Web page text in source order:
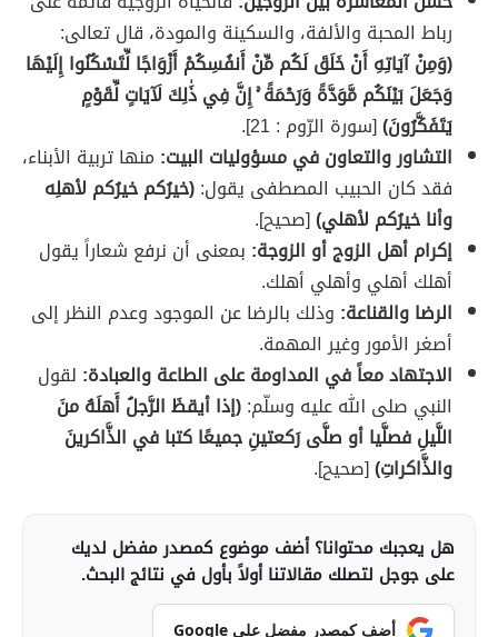
رباط المحبة والألفة، والسكينة والمودة، قال تعالى:
(وَمِنْ آيَاتِهِ أَنْ خَلَقَ لَكُم مِّنْ أَنفُسِكُمْ أَزْوَاجًا لِّتَسْكُنُوا إِلَيْهَا
وَجَعَلَ بَيْنَكُم مَّوَدَّةً وَرَحْمَةً ۚ إِنَّ فِي ذَٰلِكَ لَآيَاتٍ لِّقَوْمٍ
يَتَفَكَّرُونَ)[سورة الرّوم : 21].
التشاور والتعاون في مسؤوليات البيت: منها تربية الأبناء،
فقد كان الحبيب المصطفى يقول:(خيرُكم خيرُكم لأهلِه
وأنا خيرُكم لأهلي)[صحيح].
إكرام أهل الزوج أو الزوجة: بمعنى أن نرفع شعاراً يقول
أهلك أهلي وأهلي أهلك.
الرضا والقناعة: وذلك بالرضا عن الموجود وعدم النظر إلى
أصغر الأمور وغير المهمة.
الاجتهاد معاً في المداومة على الطاعة والعبادة: لقول
النبي صلى الله عليه وسلّم:(إذا أيقظَ الرَّجلُ أَهلَهُ منَ
اللَّيلِ فصلَّيا أو صلَّى رَكعتينِ جميعًا كتبا في الذَّاكرينَ
والذَّاكراتِ)[صحيح].
هل يعجبك محتوانا؟ أضف موضوع كمصدر مفضل لديك
على جوجل لتصلك مقالاتنا أولاً بأول في نتائج البحث.
أضف كمصدر مفضل على Google